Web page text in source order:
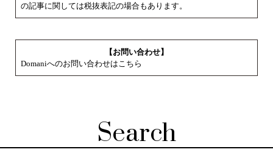
の記事に関しては税抜表記の場合もあります。
【お問い合わせ】
Domaniへのお問い合わせはこちら
Search